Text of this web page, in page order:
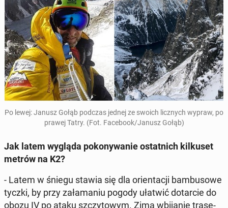
Po lewej: Janusz Gołąb podczas jednej ze swoich licz­nych wypraw, po
prawej Tatry. (Fot. Fa­ce­bo­ok/Janusz Gołąb)
Jak latem wygląda po­ko­ny­wa­nie ostat­nich kil­ku­set
metrów na K2?
- Latem w śniegu stawia się dla orien­ta­cji bam­bu­so­we
tyczki, by przy za­ła­ma­niu pogody ułatwić do­tar­cie do
obozu IV po ataku szczy­to­wym. Zimą wbi­ja­nie tra­se­